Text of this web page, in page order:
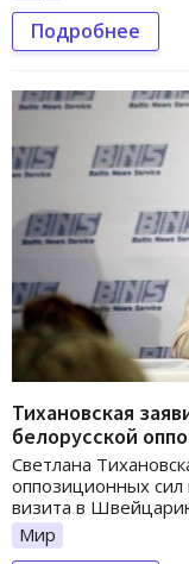
Подробнее
Тихановская
белорусской
Светлана
оппозиционных сил
визита в
Мир